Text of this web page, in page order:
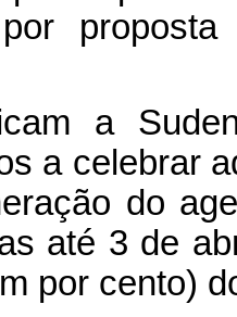
proposta
a
a celebrar
do
até 3 de
por cento)